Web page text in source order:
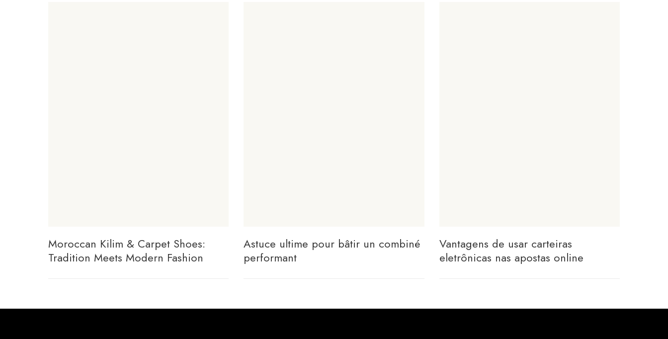
Moroccan Kilim & Carpet Shoes:
Tradition Meets Modern Fashion
Astuce ultime pour bâtir un combiné
performant
Vantagens de usar carteiras
eletrônicas nas apostas online